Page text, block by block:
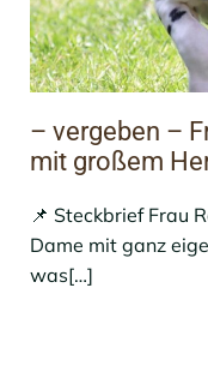
– vergeben –
mit großem
📌 Steckbrief Frau
Dame mit ganz
was[…]